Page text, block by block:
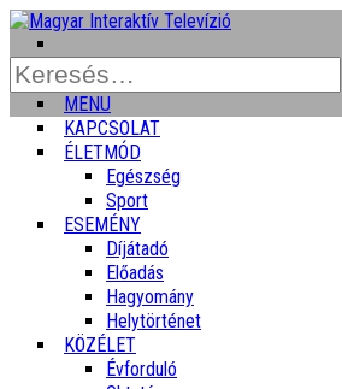
Keresés:
MENU
KAPCSOLAT
ÉLETMÓD
Egészség
Sport
ESEMÉNY
Díjátadó
Előadás
Hagyomány
Helytörténet
KÖZÉLET
Évforduló